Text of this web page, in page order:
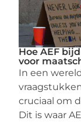
Hoe AEF
voor
In een
cruciaal om
Dit is waar